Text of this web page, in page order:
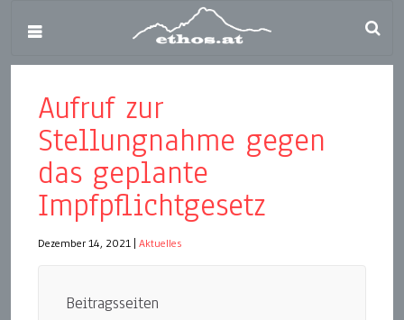
Aufruf zur
Stellungnahme gegen
das geplante
Impfpflichtgesetz
Dezember 14, 2021 Aktuelles
Beitragsseiten